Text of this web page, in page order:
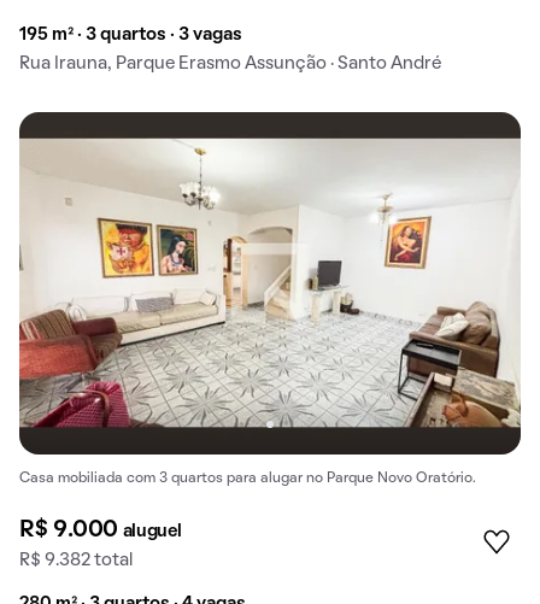
195 m² · 3 quartos · 3 vagas
Rua Irauna, Parque Erasmo Assunção · Santo André
Casa mobiliada com 3 quartos para alugar no Parque Novo Oratório.
R$ 9.000 aluguel
R$ 9.382 total